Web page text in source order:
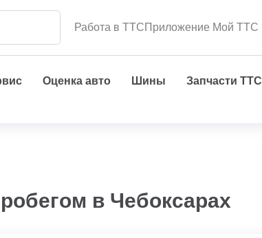
Работа в ТТСПриложение Мой ТТС
Оценка авто Шины Запчасти ТТС
в Чебоксарах